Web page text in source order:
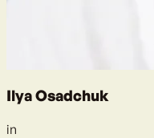
Ilya Osadchuk
in